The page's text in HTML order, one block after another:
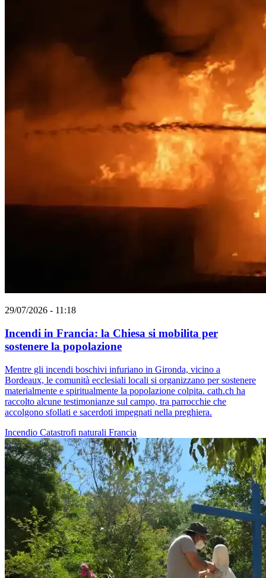
29/07/2026 - 11:18
Incendi in Francia: la Chiesa si mobilita per
sostenere la popolazione
Mentre gli incendi boschivi infuriano in Gironda, vicino a
Bordeaux, le comunità ecclesiali locali si organizzano per sostenere
materialmente e spiritualmente la popolazione colpita. cath.ch ha
raccolto alcune testimonianze sul campo, tra parrocchie che
accolgono sfollati e sacerdoti impegnati nella preghiera.
Incendio Catastrofi naturali Francia